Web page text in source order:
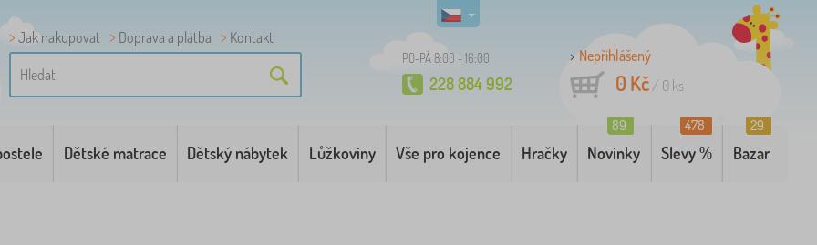
Jak nakupovat Doprava a platba Kontakt
PO-PÁ 8:00 - 16:00
228 884 992
Nepřihlášený
0 Kč/ 0 ks
Dětské matrace Dětský nábytek Lůžkoviny Vše pro kojence Hračky Novinky
89
Slevy %
478
Bazar
29